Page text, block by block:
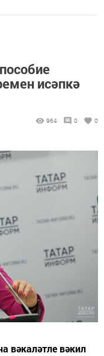
исәпкә
964 0 0
вәкаләтле вәкил